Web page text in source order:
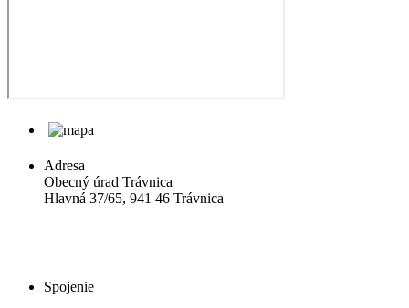
Adresa
Obecný úrad Trávnica
Hlavná 37/65, 941 46 Trávnica
Spojenie